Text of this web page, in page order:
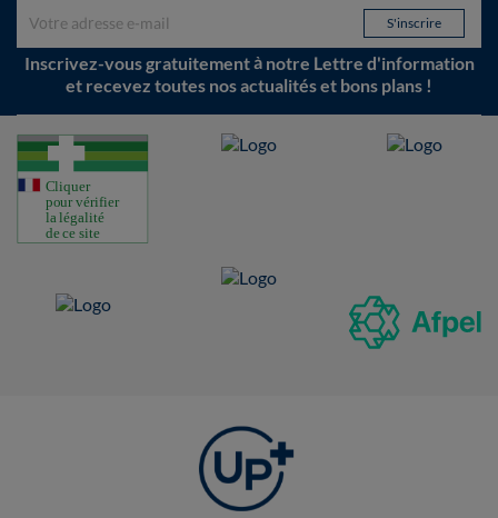
Inscrivez-vous gratuitement à notre Lettre d'information
et recevez toutes nos actualités et bons plans !